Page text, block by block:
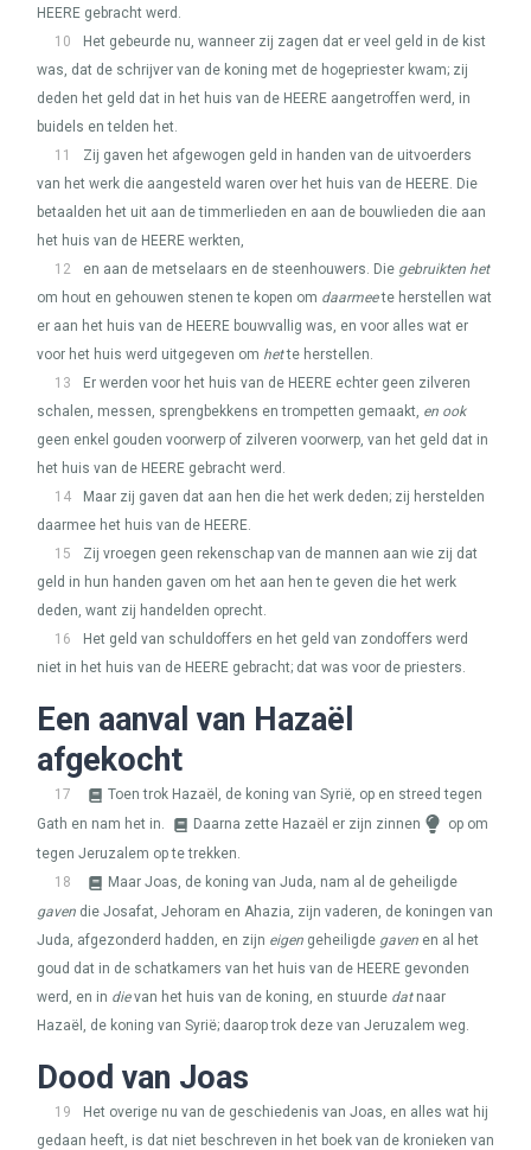
HEERE gebracht werd.
10
Het gebeurde nu, wanneer zij zagen dat er veel geld in de kist
was, dat de schrijver van de koning met de hogepriester kwam; zij
deden het geld dat in het huis van de HEERE aangetroffen werd, in
buidels en telden het.
11
Zij gaven het afgewogen geld in handen van de uitvoerders
van het werk die aangesteld waren over het huis van de HEERE. Die
betaalden het uit aan de timmerlieden en aan de bouwlieden die aan
het huis van de HEERE werkten,
12
en aan de metselaars en de steenhouwers. Die gebruikten het
om hout en gehouwen stenen te kopen om daarmeete herstellen wat
er aan het huis van de HEERE bouwvallig was, en voor alles wat er
voor het huis werd uitgegeven om hette herstellen.
13
Er werden voor het huis van de HEERE echter geen zilveren
schalen, messen, sprengbekkens en trompetten gemaakt, en ook
geen enkel gouden voorwerp of zilveren voorwerp, van het geld dat in
het huis van de HEERE gebracht werd.
14
Maar zij gaven dat aan hen die het werk deden; zij herstelden
daarmee het huis van de HEERE.
15
Zij vroegen geen rekenschap van de mannen aan wie zij dat
geld in hun handen gaven om het aan hen te geven die het werk
deden, want zij handelden oprecht.
16
Het geld van schuldoffers en het geld van zondoffers werd
niet in het huis van de HEERE gebracht; dat was voor de priesters.
Een aanval van Hazaël
afgekocht
17
Toen trok Hazaël, de koning van Syrië, op en streed tegen
Gath en nam het in.
Daarna zette Hazaël er zijn zinnen
op om
tegen Jeruzalem op te trekken.
18
Maar Joas, de koning van Juda, nam al de geheiligde
gaven die Josafat, Jehoram en Ahazia, zijn vaderen, de koningen van
Juda, afgezonderd hadden, en zijn eigen geheiligde gaven en al het
goud dat in de schatkamers van het huis van de HEERE gevonden
werd, en in dievan het huis van de koning, en stuurde datnaar
Hazaël, de koning van Syrië; daarop trok deze van Jeruzalem weg.
Dood van Joas
19
Het overige nu van de geschiedenis van Joas, en alles wat hij
gedaan heeft, is dat niet beschreven in het boek van de kronieken van